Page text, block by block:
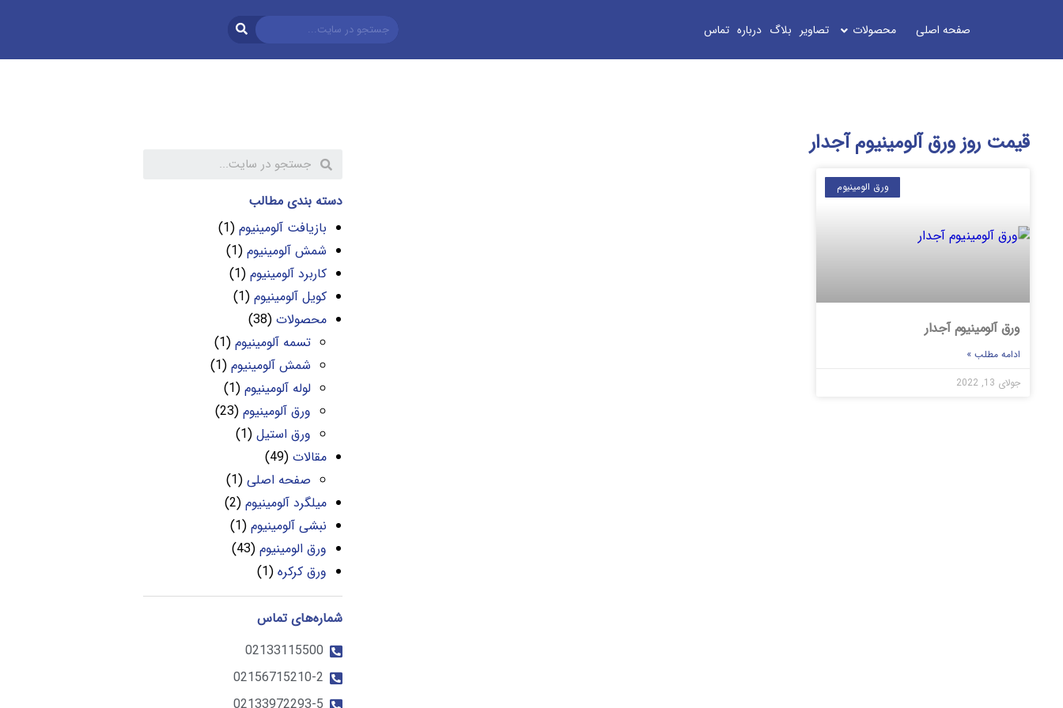
صفحه اصلی محصولات تصاویر بلاگ درباره تماس
قیمت روز ورق آلومینیوم آجدار
ورق الومینیوم
ورق آلومینیوم آجدار
ادامه مطلب »
جولای 13, 2022
دسته بندی مطالب
بازیافت آلومینیوم (1)
شمش آلومینیوم (1)
کاربرد آلومینیوم (1)
کویل آلومینیوم (1)
محصولات (38)
تسمه آلومینیوم (1)
شمش آلومینیوم (1)
لوله آلومینیوم (1)
ورق آلومینیوم (23)
ورق استیل (1)
مقالات (49)
صفحه اصلی (1)
میلگرد آلومینیوم (2)
نبشی آلومینیوم (1)
ورق الومینیوم (43)
ورق کرکره (1)
شماره‌های تماس
02133115500
02156715210-2